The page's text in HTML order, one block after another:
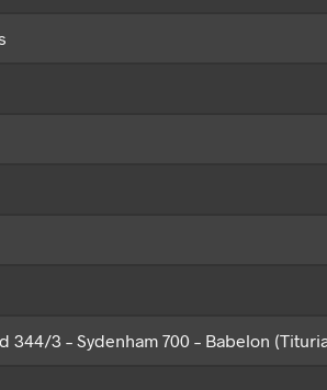
344/3 – Sydenham 700 – Babelon